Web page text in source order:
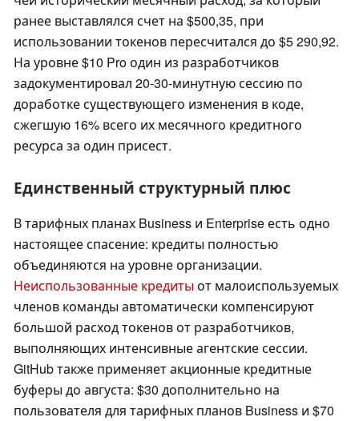
ранее выставлялся счет на $500,35, при
использовании токенов пересчитался до $5 290,92.
На уровне $10 Pro один из разработчиков
задокументировал 20-30-минутную сессию по
доработке существующего изменения в коде,
сжегшую 16% всего их месячного кредитного
ресурса за один присест.
Единственный структурный плюс
В тарифных планах Business и Enterprise есть одно
настоящее спасение: кредиты полностью
объединяются на уровне организации.
Неиспользованные кредиты от малоиспользуемых
членов команды автоматически компенсируют
большой расход токенов от разработчиков,
выполняющих интенсивные агентские сессии.
GitHub также применяет акционные кредитные
буферы до августа: $30 дополнительно на
пользователя для тарифных планов Business и $70